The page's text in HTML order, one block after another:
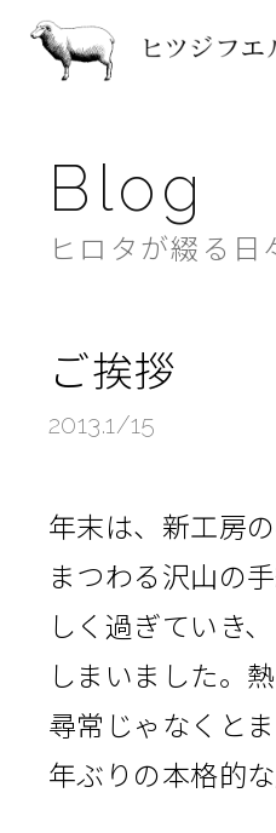
Blog
ヒロタが綴る日
ご挨拶
2013.1/15
年末は、新工房
まつわる沢山の
しく過ぎていき
しまいました。
尋常じゃなくと
年ぶりの本格的